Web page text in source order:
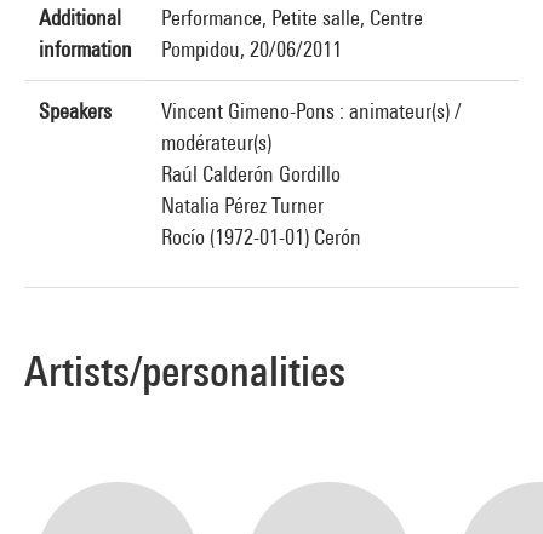
Additional
information
Performance, Petite salle, Centre
Pompidou, 20/06/2011
Speakers
Vincent Gimeno-Pons : animateur(s) /
modérateur(s)
Raúl Calderón Gordillo
Natalia Pérez Turner
Rocío (1972-01-01) Cerón
Artists/personalities